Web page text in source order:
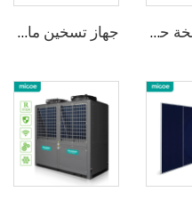
R290 مضخة حرارة متكاملة لتسخين المياه جهاز تسخين ماء بالمضخة الحرارية مدمج ومثبت على الحائط